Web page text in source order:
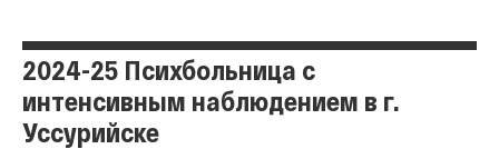
2024-25 Психбольница с
интенсивным наблюдением в г.
Уссурийске